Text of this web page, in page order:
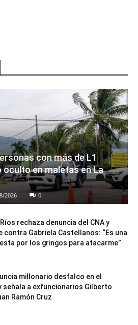
con más de L1
en maletas en La
2026 0
rechaza denuncia del CNA y
contra Gabriela Castellanos: “Es una
por los gringos para atacarme”
millonario desfalco en el
señala a exfuncionarios Gilberto
Ramón Cruz